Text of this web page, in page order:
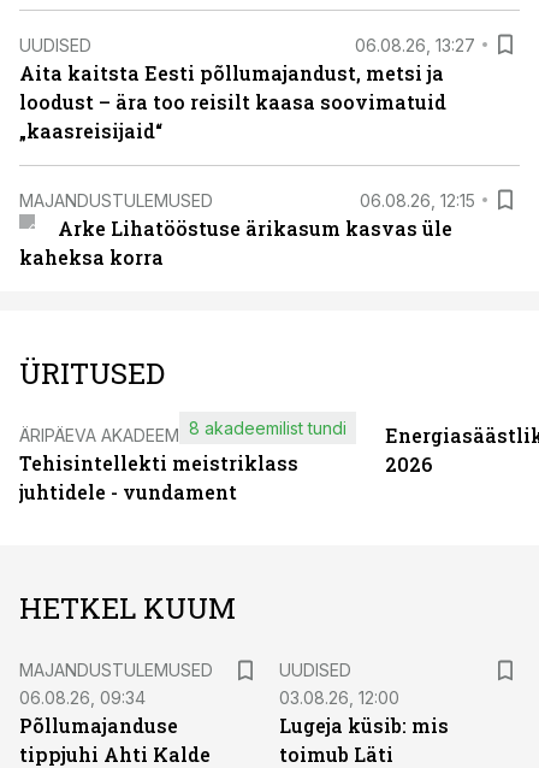
UUDISED 06.08.26, 13:27
Aita kaitsta Eesti põllumajandust, metsi ja
loodust – ära too reisilt kaasa soovimatuid
„kaasreisijaid“
MAJANDUSTULEMUSED 06.08.26, 12:15
Arke Lihatööstuse ärikasum kasvas üle
kaheksa korra
ÜRITUSED
ÄRIPÄEVA AKADEEMIA
Tehisintellekti meistriklass
juhtidele - vundament
8 akadeemilist tundi
2026
HETKEL KUUM
MAJANDUSTULEMUSED
06.08.26, 09:34
Põllumajanduse
tippjuhi Ahti Kalde
UUDISED
03.08.26, 12:00
Lugeja küsib: mis
toimub Läti